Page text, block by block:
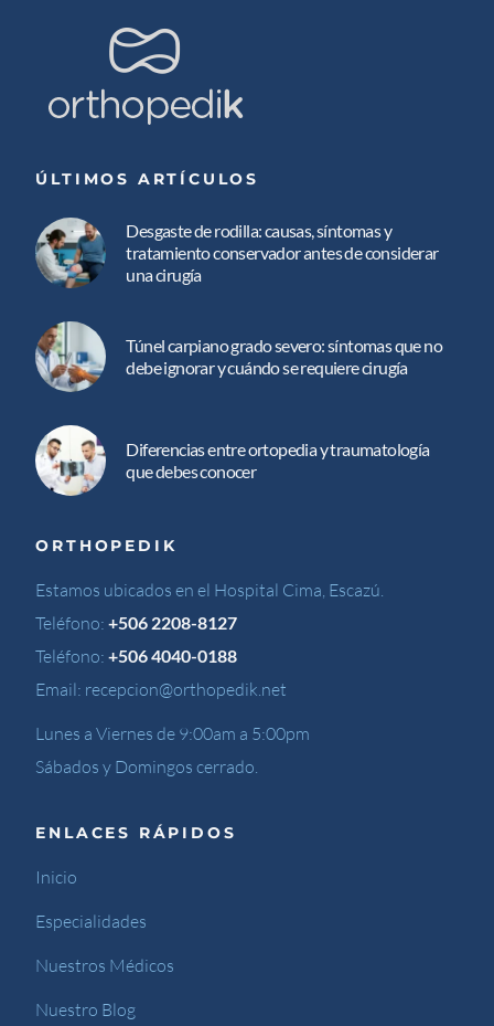
ÚLTIMOS ARTÍCULOS
Desgaste de rodilla: causas, síntomas y
tratamiento conservador antes de considerar
una cirugía
Túnel carpiano grado severo: síntomas que no
debe ignorar y cuándo se requiere cirugía
Diferencias entre ortopedia y traumatología
que debes conocer
ORTHOPEDIK
Estamos ubicados en el Hospital Cima, Escazú.
Teléfono:+506 2208-8127
Teléfono:+506 4040-0188
Email: recepcion@orthopedik.net
Lunes a Viernes de 9:00am a 5:00pm
Sábados y Domingos cerrado.
ENLACES RÁPIDOS
Inicio
Especialidades
Nuestros Médicos
Nuestro Blog